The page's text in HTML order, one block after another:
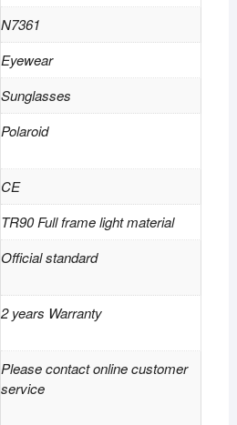
N7361
Eyewear
Sunglasses
Polaroid
CE
TR90 Full frame light material
Official standard
2 years Warranty
Please contact online customer
service